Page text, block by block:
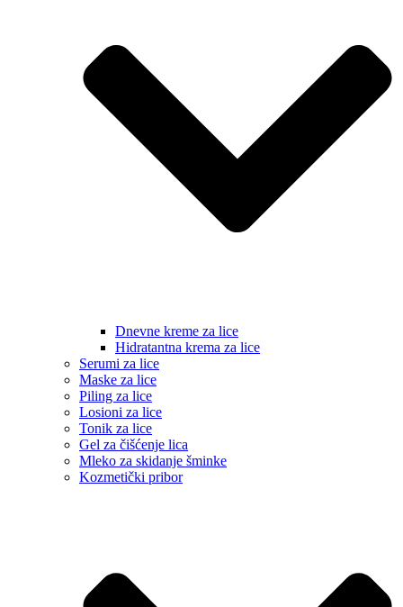
Dnevne kreme za lice
Hidratantna krema za lice
Serumi za lice
Maske za lice
Piling za lice
Losioni za lice
Tonik za lice
Gel za čišćenje lica
Mleko za skidanje šminke
Kozmetički pribor